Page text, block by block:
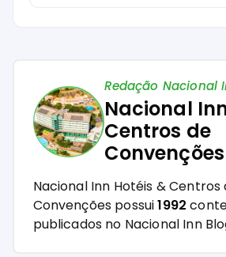
Redação Nacional
Nacional
Centros de
Convenções
Nacional Inn Hotéis & Centros
Convenções possui1992
publicados no Nacional Inn